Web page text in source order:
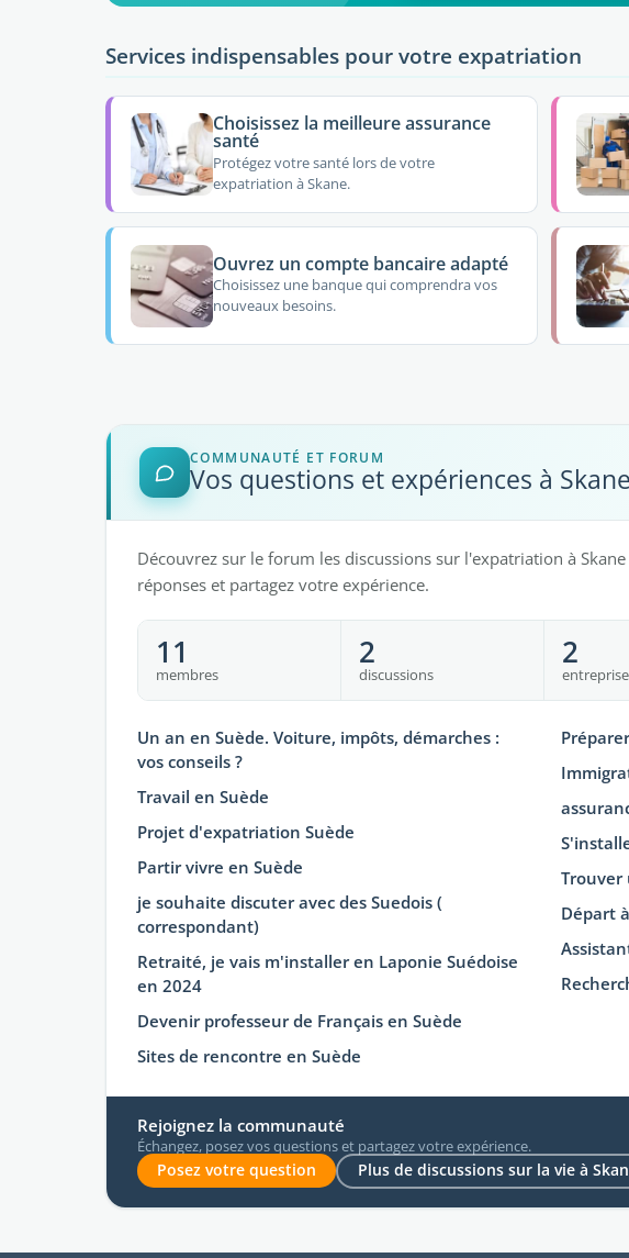
Services indispensables pour votre expatriation
Choisissez la meilleure assurance
santé
Protégez votre santé lors de votre
expatriation à Skane.
Ouvrez un compte bancaire adapté
Choisissez une banque qui comprendra vos
nouveaux besoins.
COMMUNAUTÉ ET FORUM
Vos questions et expériences à Skane
Découvrez sur le forum les discussions sur l'expatriation à
réponses et partagez votre expérience.
11
membres
2
discussions
2
Un an en Suède. Voiture, impôts, démarches :
vos conseils ?
Travail en Suède
Projet d'expatriation Suède
Partir vivre en Suède
je souhaite discuter avec des Suedois (
correspondant)
Retraité, je vais m'installer en Laponie Suédoise
en 2024
Devenir professeur de Français en Suède
Sites de rencontre en Suède
Trouver
Départ
Rejoignez la communauté
Échangez, posez vos questions et partagez votre expérience.
Posez votre question
Plus de discussions sur la vie à